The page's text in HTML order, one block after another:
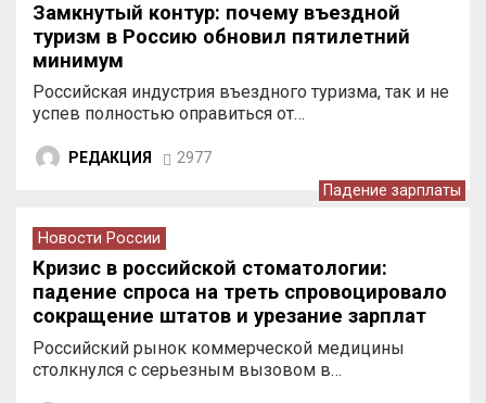
Замкнутый контур: почему въездной
туризм в Россию обновил пятилетний
минимум
Российская индустрия въездного туризма, так и не
успев полностью оправиться от…
РЕДАКЦИЯ 2977
Падение зарплаты
Новости России
Кризис в российской стоматологии:
падение спроса на треть спровоцировало
сокращение штатов и урезание зарплат
врачей
Российский рынок коммерческой медицины
столкнулся с серьезным вызовом в…